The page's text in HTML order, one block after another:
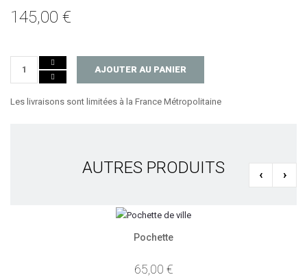
145,00 €
AJOUTER AU PANIER
Les livraisons sont limitées à la France Métropolitaine
AUTRES PRODUITS ‹ ›
Pochette
65,00 €